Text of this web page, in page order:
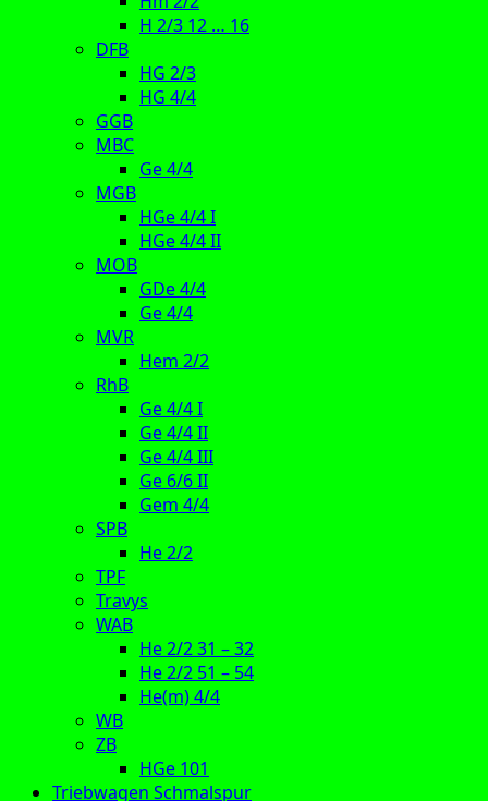
H 2/3 12 … 16
DFB
HG 2/3
HG 4/4
GGB
MBC
Ge 4/4
MGB
HGe 4/4 I
HGe 4/4 II
MOB
GDe 4/4
Ge 4/4
MVR
Hem 2/2
RhB
Ge 4/4 I
Ge 4/4 II
Ge 4/4 III
Ge 6/6 II
Gem 4/4
SPB
He 2/2
TPF
Travys
WAB
He 2/2 31 – 32
He 2/2 51 – 54
He(m) 4/4
WB
ZB
HGe 101
Triebwagen Schmalspur